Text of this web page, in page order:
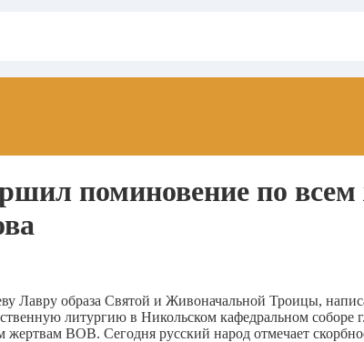
поминовение по
Лавру образа Святой и Живоначальной Троицы,
литургию в Никольском кафедральном соборе
ВОВ. Сегодня русский народ отмечает